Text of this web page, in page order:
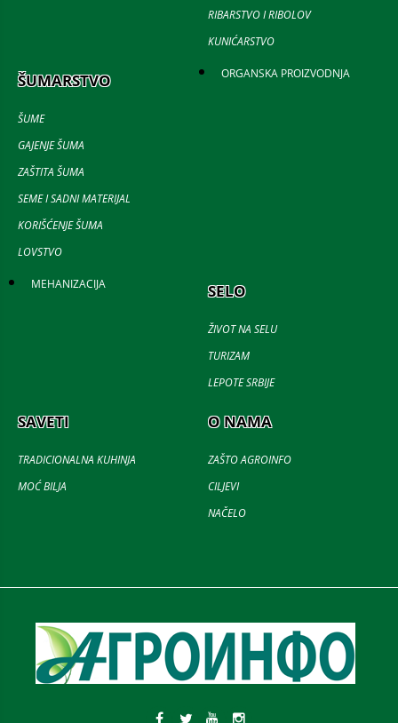
RIBARSTVO I RIBOLOV
KUNIĆARSTVO
ŠUMARSTVO
ŠUME
GAJENJE ŠUMA
ZAŠTITA ŠUMA
SEME I SADNI MATERIJAL
KORIŠĆENJE ŠUMA
LOVSTVO
ORGANSKA PROIZVODNJA
MEHANIZACIJA SELO
ŽIVOT NA SELU
TURIZAM
LEPOTE SRBIJE
SAVETI
TRADICIONALNA KUHINJA
MOĆ BILJA
O NAMA
ZAŠTO AGROINFO
CILJEVI
NAČELO